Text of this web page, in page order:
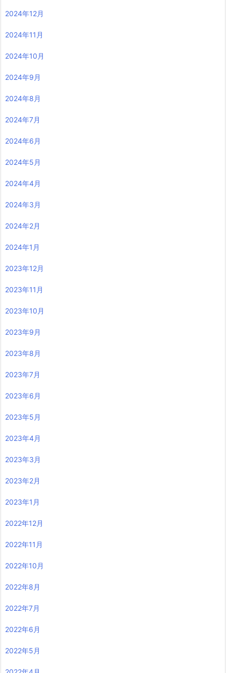
2024年12月
2024年11月
2024年10月
2024年9月
2024年8月
2024年7月
2024年6月
2024年5月
2024年4月
2024年3月
2024年2月
2024年1月
2023年12月
2023年11月
2023年10月
2023年9月
2023年8月
2023年7月
2023年6月
2023年5月
2023年4月
2023年3月
2023年2月
2023年1月
2022年12月
2022年11月
2022年10月
2022年8月
2022年7月
2022年6月
2022年5月